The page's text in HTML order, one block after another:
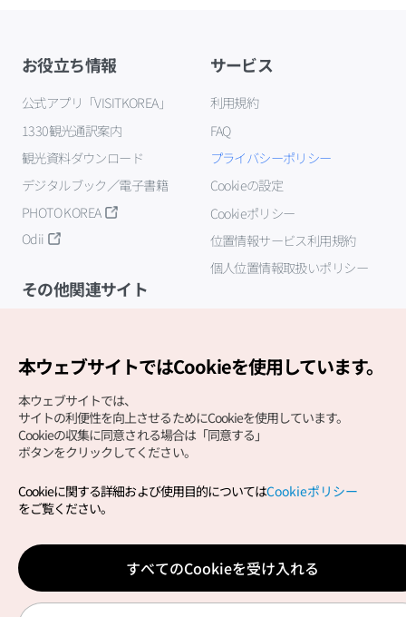
お役立ち情報
公式アプリ「VISITKOREA」
1330観光通訳案内
観光資料ダウンロード
デジタルブック／電子書籍
PHOTO KOREA
Odii
サービス
利用規約
FAQ
プライバシーポリシー
Cookieの設定
Cookieポリシー
位置情報サービス利用規約
個人位置情報取扱いポリシー
その他関連サイト
Copyright (c) Korea Tourism Organization All Rights
サイトエラー報告公式メール
japanese@knto.or.kr
本ウェブサイトではCookieを使用しています。
本ウェブサイトでは、
サイトの利便性を向上させるためにCookieを使用しています。
Cookieの収集に同意される場合は「同意する」
ボタンをクリックしてください。
Cookieに関する詳細および使用目的についてはCookieポリシー
をご覧ください。
すべてのCookieを受け入れる